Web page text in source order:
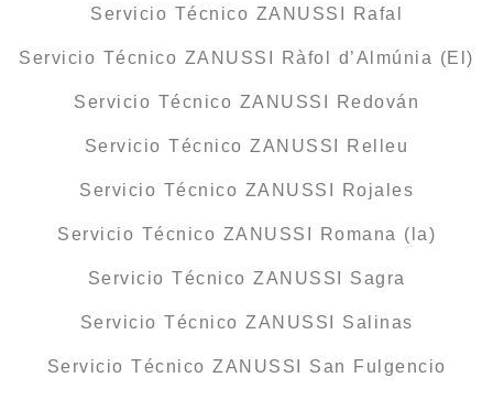
Servicio Técnico ZANUSSI Rafal
Servicio Técnico ZANUSSI Ràfol d’Almúnia (El)
Servicio Técnico ZANUSSI Redován
Servicio Técnico ZANUSSI Relleu
Servicio Técnico ZANUSSI Rojales
Servicio Técnico ZANUSSI Romana (la)
Servicio Técnico ZANUSSI Sagra
Servicio Técnico ZANUSSI Salinas
Servicio Técnico ZANUSSI San Fulgencio